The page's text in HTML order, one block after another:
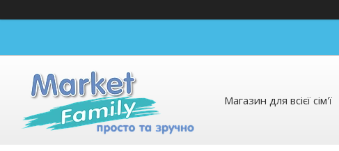
Магазин для всієї сім'ї